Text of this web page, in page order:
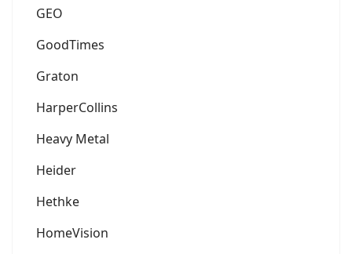
GEO
GoodTimes
Graton
HarperCollins
Heavy Metal
Heider
Hethke
HomeVision